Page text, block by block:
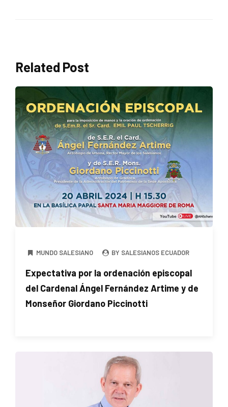
Related Post
MUNDO SALESIANO BY SALESIANOS ECUADOR
Expectativa por la ordenación episcopal
del Cardenal Ángel Fernández Artime y de
Monseñor Giordano Piccinotti